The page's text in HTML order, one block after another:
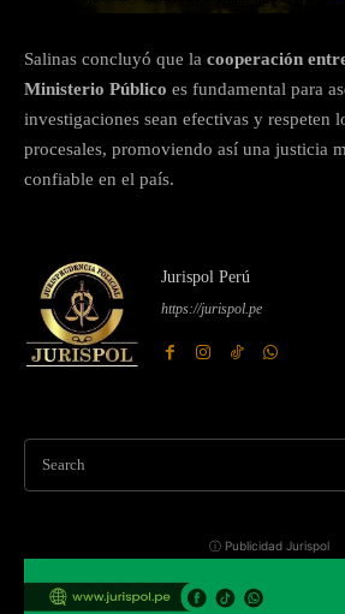
Salinas concluyó que la cooperación
Ministerio Público es fundamental para
investigaciones sean efectivas y respeten
procesales, promoviendo así una justicia
confiable en el país.
Jurispol Perú
https://jurispol.pe
Search
ⓘ Publicidad Jurispol